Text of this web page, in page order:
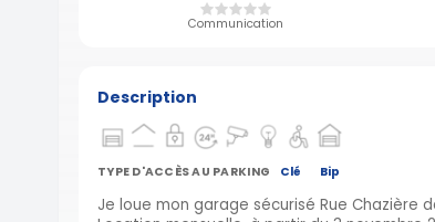
Communication
Description
TYPE D'ACCÈS AU PARKING Clé Bip
Je loue mon garage sécurisé Rue Chazière